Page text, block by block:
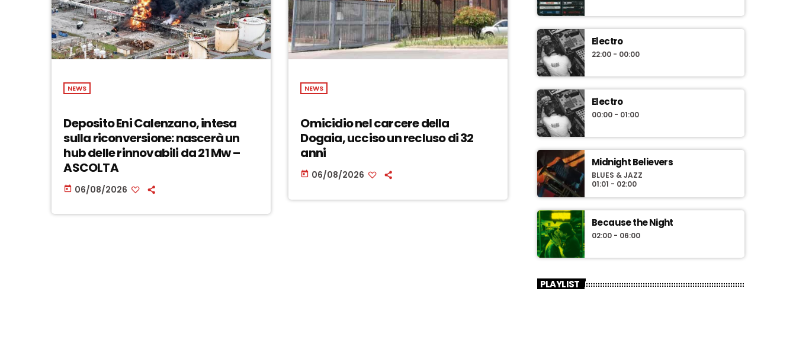
NEWS
Deposito Eni Calenzano, intesa
sulla riconversione: nascerà un
hub delle rinnovabili da 21 Mw –
ASCOLTA
today 06/08/2026
NEWS
Omicidio nel carcere della
Dogaia, ucciso un recluso di 32
anni
today 06/08/2026
Electro
22:00 - 00:00
Electro
00:00 - 01:00
Midnight Believers
BLUES & JAZZ
01:01 - 02:00
Because the Night
02:00 - 06:00
PLAYLIST